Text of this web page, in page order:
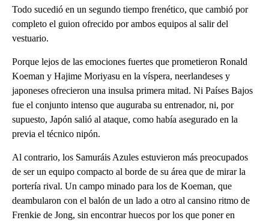
Todo sucedió en un segundo tiempo frenético, que cambió por
completo el guion ofrecido por ambos equipos al salir del
vestuario.
Porque lejos de las emociones fuertes que prometieron Ronald
Koeman y Hajime Moriyasu en la víspera, neerlandeses y
japoneses ofrecieron una insulsa primera mitad. Ni Países Bajos
fue el conjunto intenso que auguraba su entrenador, ni, por
supuesto, Japón salió al ataque, como había asegurado en la
previa el técnico nipón.
Al contrario, los Samuráis Azules estuvieron más preocupados
de ser un equipo compacto al borde de su área que de mirar la
portería rival. Un campo minado para los de Koeman, que
deambularon con el balón de un lado a otro al cansino ritmo de
Frenkie de Jong, sin encontrar huecos por los que poner en